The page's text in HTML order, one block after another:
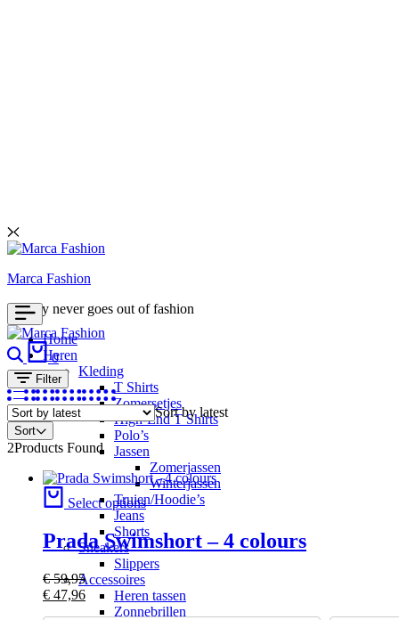
Marca Fashion
Luxury never goes out of fashion
Home
Heren
Kleding
T Shirts
Zomersetjes
High-End T Shirts
Polo’s
Jassen
Zomerjassen
Winterjassen
Truien/Hoodie’s
Jeans
Shorts
Sneakers
Slippers
Accessoires
Heren tassen
Zonnebrillen
Search
0
Cart
Filter
Sort by latest
Sort
2Products Found
Select options
Prada Swimshort – 4 colours
€59,95
€ 47,96